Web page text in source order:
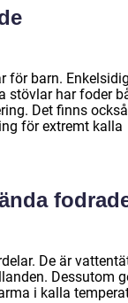
för barn.
stövlar har foder
Det finns också
för extremt kalla
De är
Dessutom
i kalla